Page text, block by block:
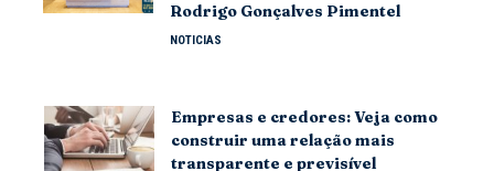
Rodrigo Gonçalves Pimentel
NOTICIAS
Empresas e credores: Veja como
construir uma relação mais
transparente e previsível